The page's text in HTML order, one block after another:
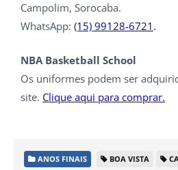
Campolim, Sorocaba.
WhatsApp: (15) 99128-6721 .
NBA Basketball School
Os uniformes podem ser
site. Clique aqui para comprar.
ANOS FINAIS BOA VISTA